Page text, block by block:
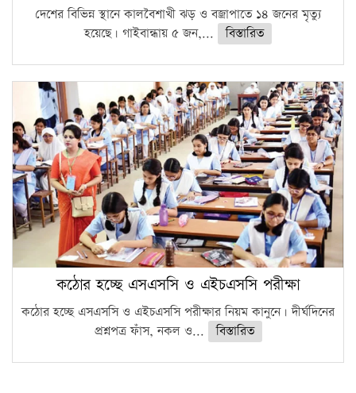
দেশের বিভিন্ন স্থানে কালবৈশাখী ঝড় ও বজ্রাপাতে ১৪ জনের মৃত্যু
হয়েছে। গাইবান্ধায় ৫ জন,...
বিস্তারিত
কঠোর হচ্ছে এসএসসি ও এইচএসসি পরীক্ষা
কঠোর হচ্ছে এসএসসি ও এইচএসসি পরীক্ষার নিয়ম কানুনে। দীর্ঘদিনের
প্রশ্নপত্র ফাঁস, নকল ও...
বিস্তারিত